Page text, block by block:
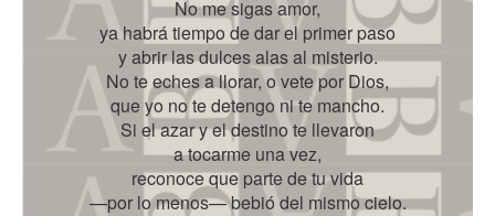
No me sigas amor,
ya habrá tiempo de dar el primer paso
y abrir las dulces alas al misterio.
No te eches a llorar, o vete por Dios,
que yo no te detengo ni te mancho.
Si el azar y el destino te llevaron
a tocarme una vez,
reconoce que parte de tu vida
—por lo menos— bebió del mismo cielo.